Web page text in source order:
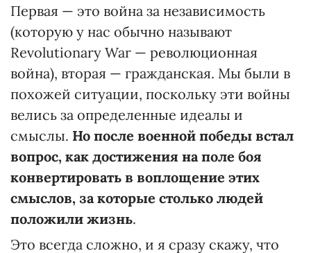
Первая — это война за независимость
(которую у нас обычно называют
Revolutionary War — революционная
война), вторая — гражданская. Мы были в
похожей ситуации, поскольку эти войны
велись за определенные идеалы и
смыслы. Но после военной победы встал
вопрос, как достижения на поле боя
конвертировать в воплощение этих
смыслов, за которые столько людей
положили жизнь.
Это всегда сложно, и я сразу скажу, что